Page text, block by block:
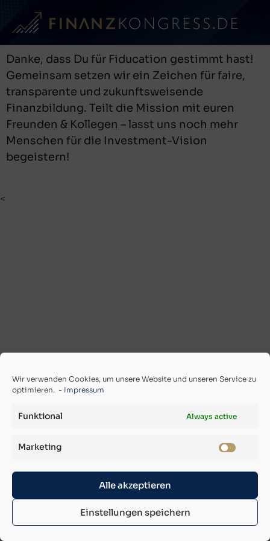
Wir verwenden Cookies, um unsere Website und unseren Service zu
optimieren. - Impressum
Funktional Always active
Marketing
Alle akzeptieren
Einstellungen speichern
Danke, dass Du für Fiducation gestimmt hast!
Gemeinsam setzen wir ein Zeichen für faire,
transparente und zukunftsweisende
Finanzbildung. Teilt die Mission mit euren
Freunden & Kollegen – lasst uns noch mehr
Menschen für die Investment-Vision
begeistern!
<